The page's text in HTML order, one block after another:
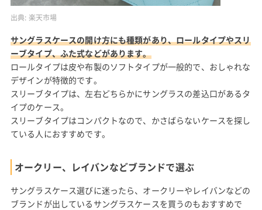
出典: 楽天市場
サングラスケースの開け方にも種類があり、ロールタイプやスリ
ーブタイプ、ふた式などがあります。
ロールタイプは皮や布製のソフトタイプが一般的で、おしゃれな
デザインが特徴的です。
スリーブタイプは、左右どちらかにサングラスの差込口があるタ
イプのケース。
スリーブタイプはコンパクトなので、かさばらないケースを探し
ている人におすすめです。
オークリー、レイバンなどブランドで選ぶ
サングラスケース選びに迷ったら、オークリーやレイバンなどの
ブランドが出しているサングラスケースを買うのもおすすめで